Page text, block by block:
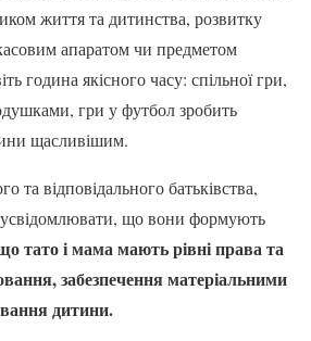
життя та дитинства, розвитку
апаратом чи предметом
година якісного часу: спільної гри,
гри у футбол зробить
щасливішим.
та відповідального батьківства,
що вони формують
тато і мама мають рівні права та
забезпечення матеріальними
дитини.